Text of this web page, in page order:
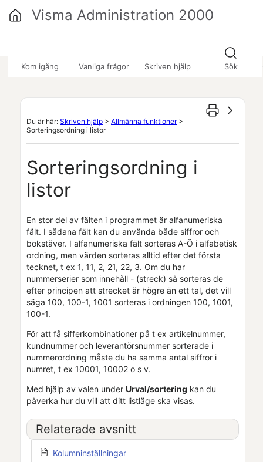
Kom igång Vanliga frågor Skriven hjälp Sök
Visma Administration 2000
Du är här: Skriven hjälp > Allmänna funktioner>
Sorteringsordning i listor
Sorteringsordning i
listor
En stor del av fälten i programmet är alfanumeriska
fält. I sådana fält kan du använda både siffror och
bokstäver. I alfanumeriska fält sorteras A-Ö i alfabetisk
ordning, men värden sorteras alltid efter det första
tecknet, t ex 1, 11, 2, 21, 22, 3. Om du har
nummerserier som innehåll - (streck) så sorteras de
efter principen att strecket är högre än ett tal, det vill
säga 100, 100-1, 1001 sorteras i ordningen 100, 1001,
100-1.
För att få sifferkombinationer på t ex artikelnummer,
kundnummer och leverantörsnummer sorterade i
nummerordning måste du ha samma antal siffror i
numret, t ex 10001, 10002 o s v.
Med hjälp av valen under Urval/sortering kan du
påverka hur du vill att ditt listläge ska visas.
Relaterade avsnitt
Kolumninställningar